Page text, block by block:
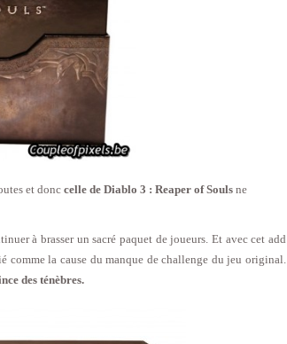
et donccelle de Diablo 3 : Reaper of Souls ne
à brasser un sacré paquet de joueurs. Et avec cet add
comme la cause du manque de challenge du jeu original.
des ténèbres.